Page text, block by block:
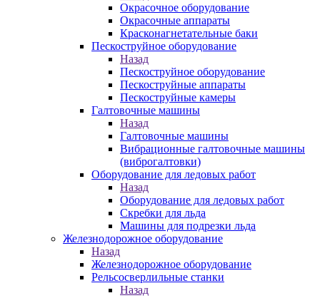
Окрасочное оборудование
Окрасочные аппараты
Красконагнетательные баки
Пескоструйное оборудование
Назад
Пескоструйное оборудование
Пескоструйные аппараты
Пескоструйные камеры
Галтовочные машины
Назад
Галтовочные машины
Вибрационные галтовочные машины
(виброгалтовки)
Оборудование для ледовых работ
Назад
Оборудование для ледовых работ
Скребки для льда
Машины для подрезки льда
Железнодорожное оборудование
Назад
Железнодорожное оборудование
Рельсосверлильные станки
Назад